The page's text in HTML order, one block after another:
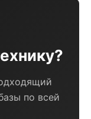
по всей